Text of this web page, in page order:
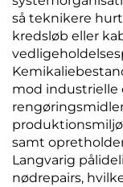
så teknikere
kredsløb eller
mod industrielle
samt
Langvarig
nødrepairs,